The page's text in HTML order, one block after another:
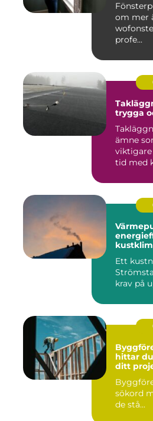
om mer
profe...
trygga
ämne
viktigare
tid med
Ett
krav på
hittar
ditt
sökord
de stå...